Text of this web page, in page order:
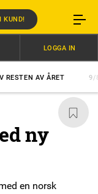
KUND!
AV ÅRET
LOGGA IN
ny
en norsk